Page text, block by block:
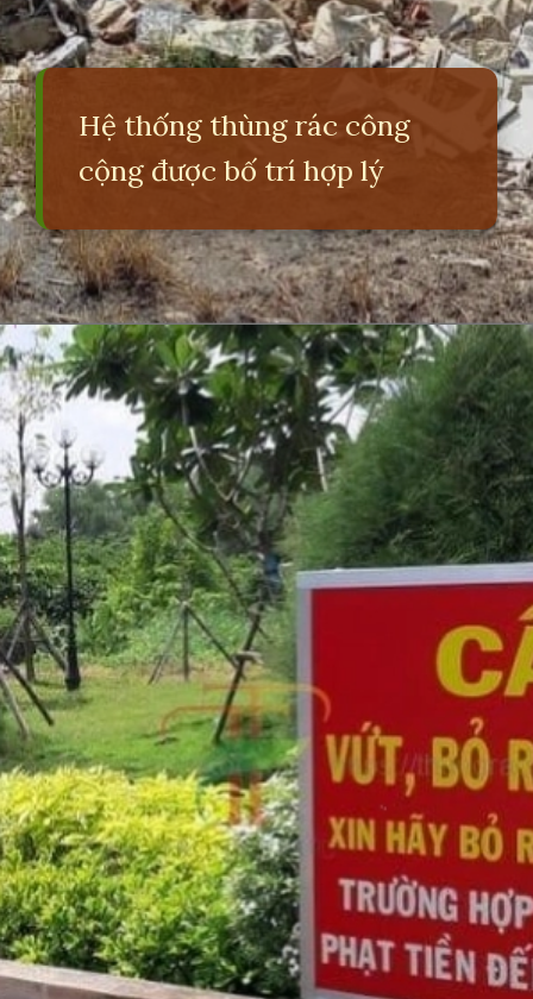
Hệ thống thùng rác công
cộng được bố trí hợp lý
Đang mở https://erci.edu.vn/tac-hai-cua-viec-xa-rac-bua-bai